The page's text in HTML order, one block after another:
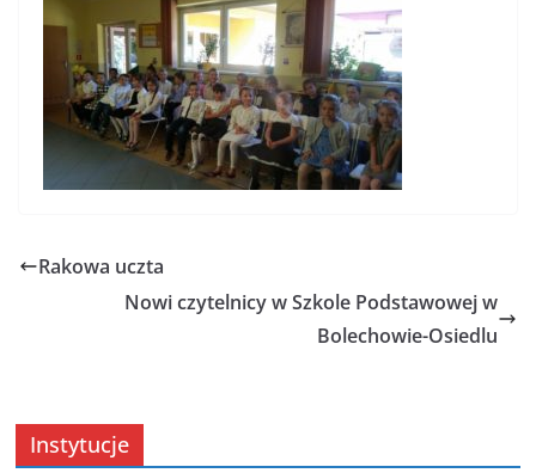
Rakowa uczta
Nowi czytelnicy w Szkole Podstawowej w
Bolechowie-Osiedlu
Instytucje